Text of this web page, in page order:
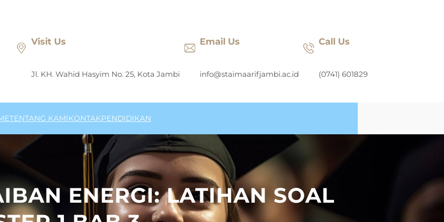
Visit Us
Jl. KH. Wahid Hasyim No. 25, Kota Jambi
Email Us
info@staimaarifjambi.ac.id
Call Us
(0741) 601829
TENTANG KAMIKONTAKPENDIDIKAN
ENERGI: LATIHAN SOAL